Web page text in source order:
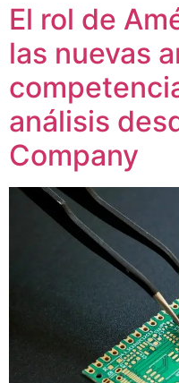
El rol de
las nuevas
análisis
Company